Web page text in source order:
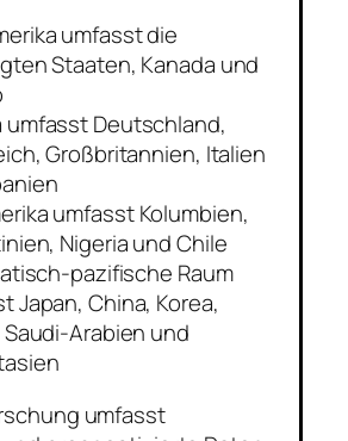
umfasst die
Staaten, Kanada und
umfasst Deutschland,
Großbritannien, Italien
umfasst Kolumbien,
Nigeria und Chile
pazifische Raum
Japan, China, Korea,
Arabien und
umfasst